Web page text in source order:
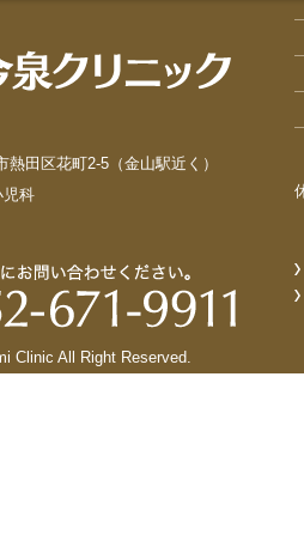
熱田区花町2-5（金山駅近く）
科
Clinic All Right Reserved.